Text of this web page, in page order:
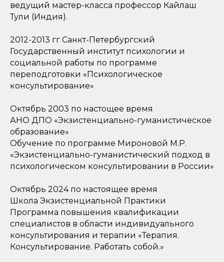
ведущий мастер-класса профессор Кайлаш
Тули (Индия).
2012-2013 гг Санкт-Петербургский
Государственный институт психологии и
социальной работы по программе
переподготовки «Психологическое
консультирование»
Октябрь 2003 по настощее время
АНО ДПО «Экзистенциально-гуманистическое
образование»
Обучение по программе Мироновой М.Р.
«Экзистенциально-гуманистический подход в
психологическом консультировании в России»
Октябрь 2024 по настоящее время
Школа Экзистенциальной Практики
Программа повышения квалификации
специалистов в области индивидуального
консультирования и терапии «Терапия.
Консультирование. Работать собой.»